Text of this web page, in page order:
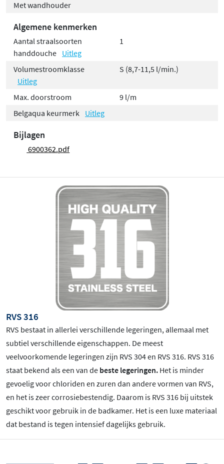
Met wandhouder
Algemene kenmerken
Aantal straalsoorten
handdouche Uitleg
1
Volumestroomklasse
Uitleg
S (8,7-11,5 l/min.)
Max. doorstroom
9 l/m
Belgaqua keurmerk
Uitleg
Bijlagen
6900362.pdf
RVS 316
RVS bestaat in allerlei verschillende legeringen, allemaal met
subtiel verschillende eigenschappen. De meest
veelvoorkomende legeringen zijn RVS 304 en RVS 316. RVS 316
staat bekend als een van de beste legeringen. Het is minder
gevoelig voor chloriden en zuren dan andere vormen van RVS,
en het is zeer corrosiebestendig. Daarom is RVS 316 bij uitstek
geschikt voor gebruik in de badkamer. Het is een luxe materiaal
dat bestand is tegen intensief dagelijks gebruik.